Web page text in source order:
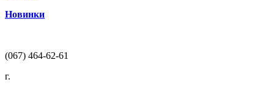
Новинки
(067) 464-62-61
г.